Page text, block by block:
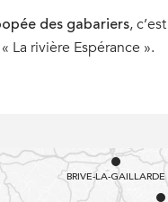
des gabariers,
La rivière Espérance ».
BRIVE-LA-GAILLARDE